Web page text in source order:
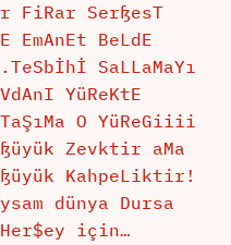
FiRar SerßesT
EmAnEt BeLdE
SaLLaMaYı
YüReKtE
O YüReGiiii
Zevktir aMa
KahpeLiktir!
dünya Dursa
için…